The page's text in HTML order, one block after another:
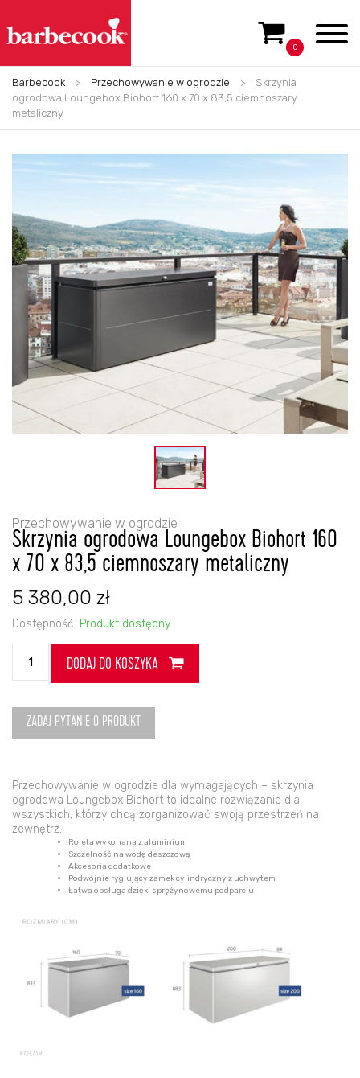
0
Barbecook > Przechowywanie w ogrodzie >
Skrzynia
ogrodowa Loungebox Biohort 160 x 70 x 83,5 ciemnoszary
metaliczny
Przechowywanie w ogrodzie
Skrzynia ogrodowa Loungebox Biohort 160
x 70 x 83,5 ciemnoszary metaliczny
5 380,00 zł
Dostępność: Produkt dostępny
Skrzynia
ogrodowa
Loungebox
Biohort
160
x
83,5
ciemnoszary
metaliczny
DODAJ DO KOSZYKA
ZADAJ PYTANIE O PRODUKT
Przechowywanie w ogrodzie dla wymagających – skrzynia
ogrodowa Loungebox Biohort to idealne rozwiązanie dla
wszystkich, którzy chcą zorganizować swoją przestrzeń na
zewnętrz.
Roleta wykonana z aluminium
Szczelność na wodę deszczową
Akcesoria dodatkowe
Podwójnie ryglujący zamek cylindryczny z uchwytem
Łatwa obsługa dzięki sprężynowemu podparciu